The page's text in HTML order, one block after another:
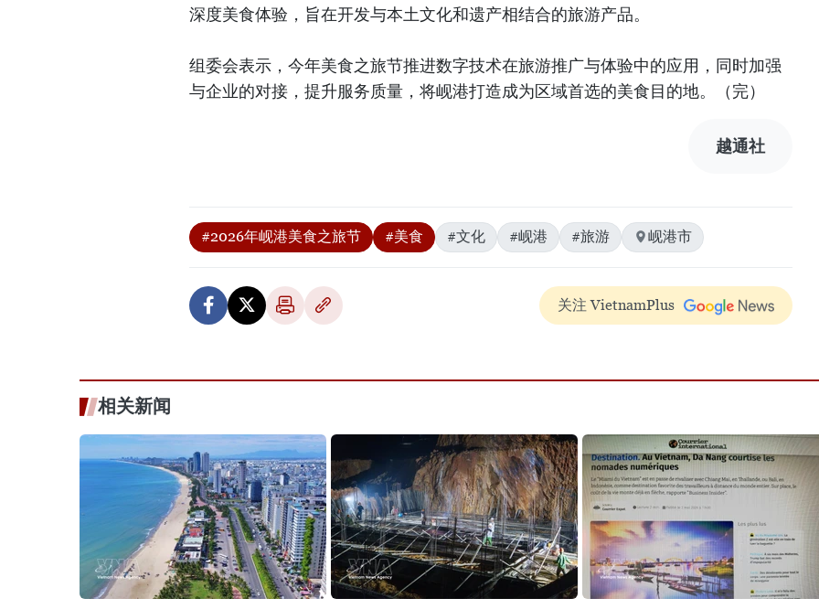
深度美食体验，旨在开发与本土文化和遗产相结合的旅游产品。
组委会表示，今年美食之旅节推进数字技术在旅游推广与体验中的应用，同时加强
与企业的对接，提升服务质量，将岘港打造成为区域首选的美食目的地。（完）
越通社
#2026年岘港美食之旅节 #美食 #文化 #岘港 #旅游 岘港市
关注 VietnamPlus
相关新闻